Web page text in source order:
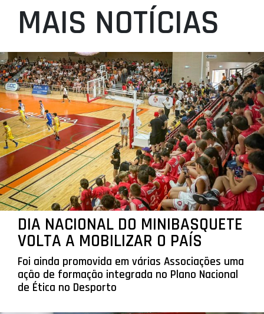
MAIS NOTÍCIAS
DIA NACIONAL DO MINIBASQUETE
VOLTA A MOBILIZAR O PAÍS
Foi ainda promovida em várias Associações uma
ação de formação integrada no Plano Nacional
de Ética no Desporto